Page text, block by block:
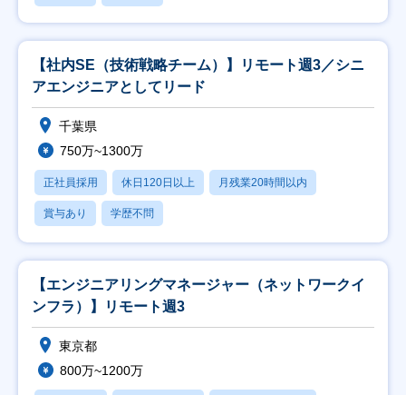
【社内SE（技術戦略チーム）】リモート週3／シニ
アエンジニアとしてリード
千葉県
750万~1300万
正社員採用 休日120日以上 月残業20時間以内
賞与あり 学歴不問
【エンジニアリングマネージャー（ネットワークイ
ンフラ）】リモート週3
東京都
800万~1200万